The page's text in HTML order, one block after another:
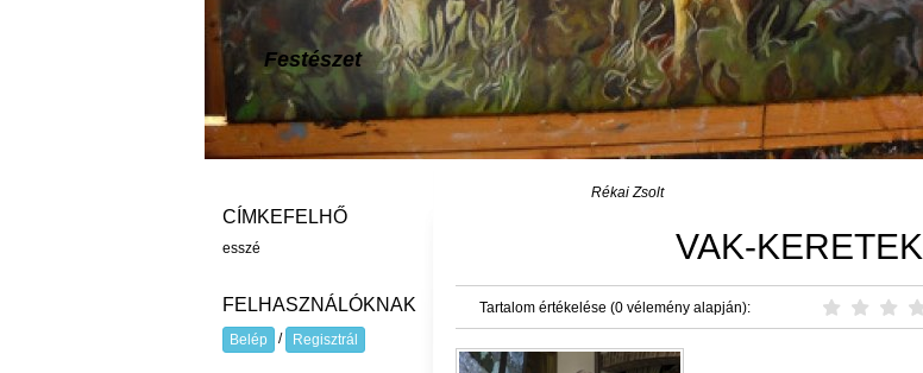
Festészet
Rékai Zsolt
VAK-KERETEK
Tartalom értékelése (0 vélemény alapján):
CÍMKEFELHŐ
esszé
FELHASZNÁLÓKNAK
Belép / Regisztrál